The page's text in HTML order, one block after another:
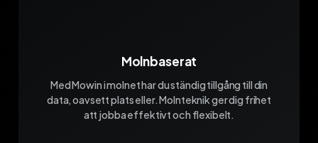
Molnbaserat
Med Mowin i molnet har du ständig tillgång till din
data, oavsett plats eller. Molnteknik ger dig frihet
att jobba effektivt och flexibelt.